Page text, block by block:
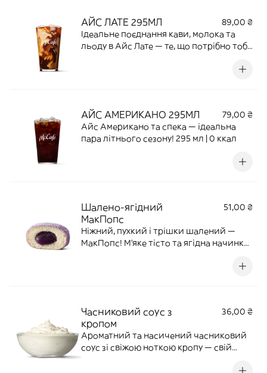
АЙС ЛАТЕ 295МЛ
89,00 ₴
Ідеальне поєднання кави, молока та
льоду в Айс Лате — те, що потрібно тобі
АЙС АМЕРИКАНО 295МЛ
79,00 ₴
Айс Американо та спека — ідеальна
пара літнього сезону! 295 мл | 0 ккал
Шалено-ягідний
МакПопс
51,00 ₴
Ніжний, пухкий і трішки шалений —
МакПопс! М'яке тісто та ягідна начинка
Часниковий соус з
кропом
36,00 ₴
Ароматний та насичений часниковий
соус зі свіжою ноткою кропу — свій